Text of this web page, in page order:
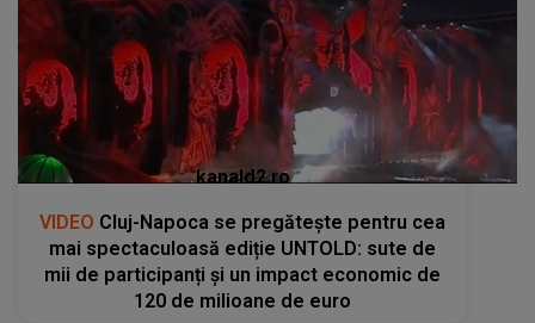
kanald2.ro
VIDEO Cluj-Napoca se pregătește pentru cea
mai spectaculoasă ediție UNTOLD: sute de
mii de participanți și un impact economic de
120 de milioane de euro